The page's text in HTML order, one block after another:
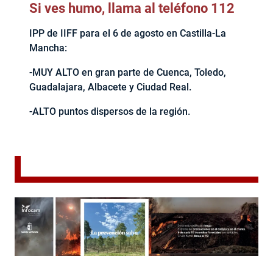
Si ves humo, llama al teléfono 112
IPP de IIFF para el 6 de agosto en Castilla-La
Mancha:
-MUY ALTO en gran parte de Cuenca, Toledo,
Guadalajara, Albacete y Ciudad Real.
-ALTO puntos dispersos de la región.